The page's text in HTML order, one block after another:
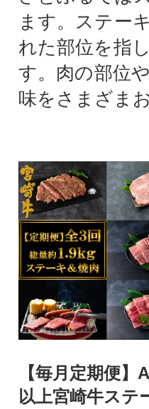
ます。ステー
れた部位を指
す。肉の部位
味をさまざま
【毎月定期便】
以上宮崎牛ステ